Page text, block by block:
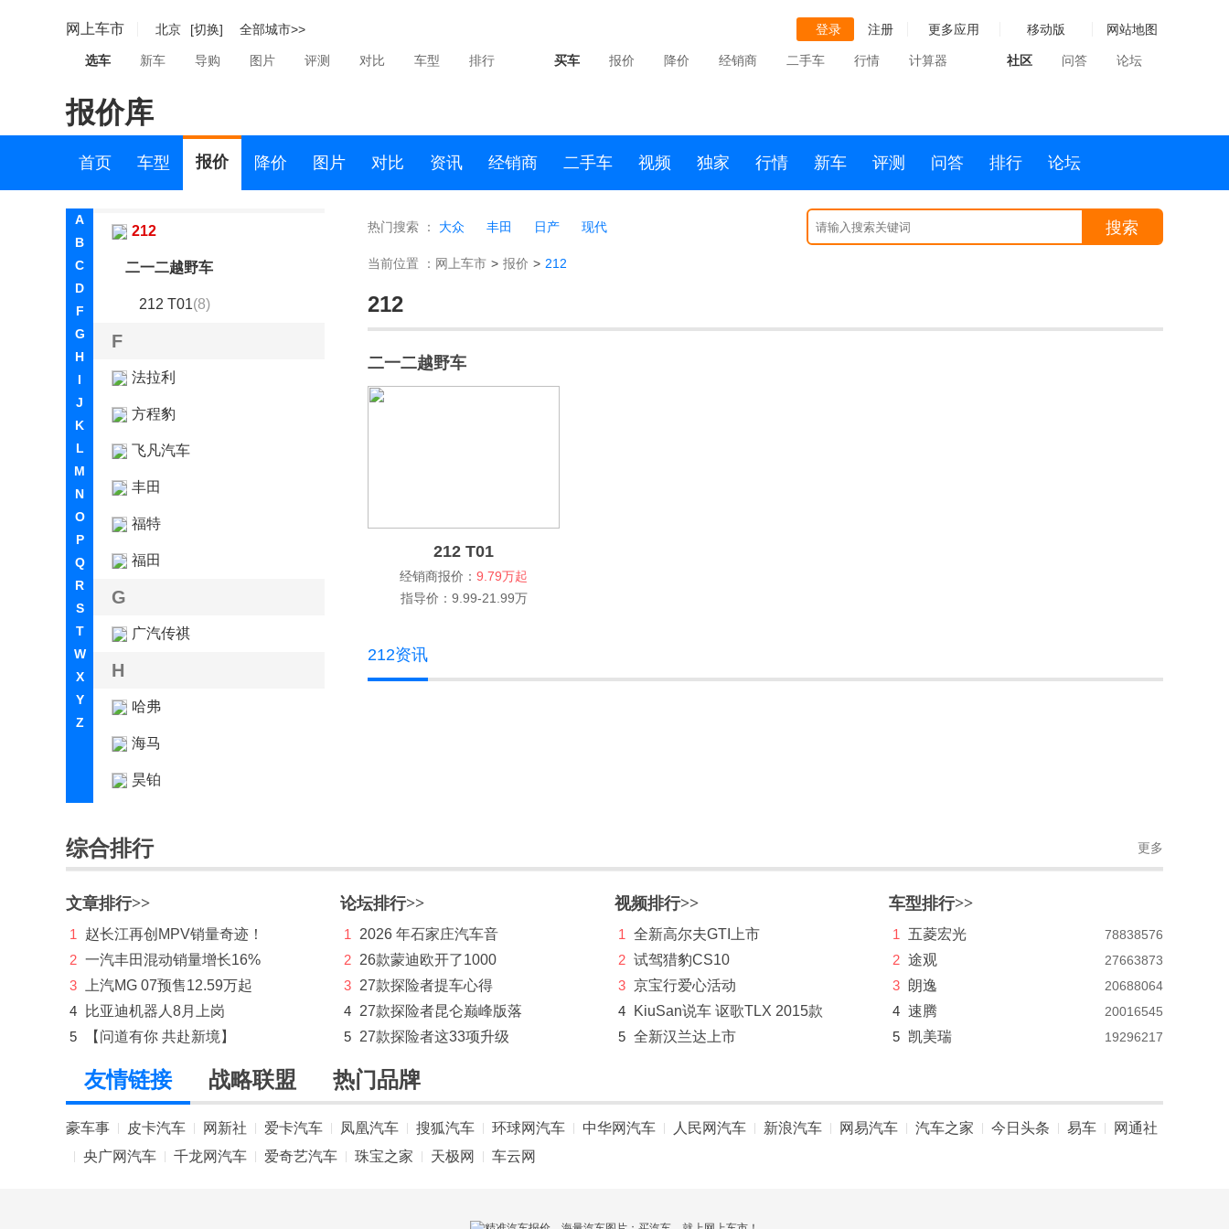
网上车市 北京 [切换] 全部城市>> 登录 注册 更多应用 移动版 网站地图
选车 新车 导购 图片 评测 对比 车型 排行 买车 报价 降价 经销商 二手车 行情 计算器 社区 问答 论坛
报价库
首页 车型 报价 降价 图片 对比 资讯 经销商 二手车 视频 独家 行情 新车 评测 问答 排行 论坛
A
B
C
D
F
G
H
I
J
K
L
M
N
O
P
Q
R
S
T
W
X
Y
Z
东南
DS
E
212
二一二越野车
212 T01(8)
F
法拉利
方程豹
飞凡汽车
丰田
福特
福田
G
广汽传祺
H
哈弗
海马
昊铂
恒源电动汽车
宏瑞汽车
华晨新日
华为问界
华为享界
华为智界
华为尊界
热门搜索 ： 大众 丰田 日产 现代 搜索
当前位置 ： 网上车市 > 报价 > 212
212
二一二越野车
212 T01
经销商报价： 9.79万起
指导价：9.99-21.99万
212资讯
综合排行 更多
文章排行>>
1
赵长江再创MPV销量奇迹！
2 一汽丰田混动销量增长16%
3
上汽MG 07预售12.59万起
4
比亚迪机器人8月上岗
5
【问道有你 共赴新境】
论坛排行>>
1
2026 年石家庄汽车音
2 26款蒙迪欧开了1000
3 27款探险者提车心得
4 27款探险者昆仑巅峰版落
5 27款探险者这33项升级
视频排行>>
1
全新高尔夫GTI上市
2 试驾猎豹CS10
3 京宝行爱心活动
4
KiuSan说车 讴歌TLX 2015款
5 全新汉兰达上市
车型排行>>
1 五菱宏光 78838576
2 途观 27663873
3 朗逸 20688064
4 速腾 20016545
5 凯美瑞 19296217
友情链接 战略联盟 热门品牌
豪车事 皮卡汽车 网新社 爱卡汽车 凤凰汽车 搜狐汽车 环球网汽车 中华网汽车 人民网汽车 新浪汽车 网易汽车 汽车之家 今日头条 易车 网通社
央广网汽车 千龙网汽车 爱奇艺汽车 珠宝之家 天极网 车云网